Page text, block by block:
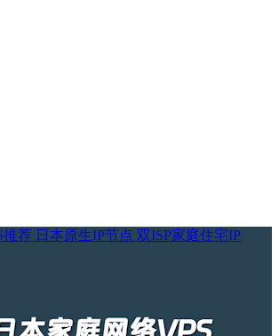
推荐 日本原生IP节点 双ISP家庭住宅IP